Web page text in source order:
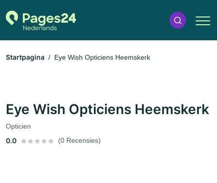
Startpagina Eye Wish Opticiens Heemskerk
Eye Wish Opticiens Heemskerk
Opticien
0.0 (0 Recensies)